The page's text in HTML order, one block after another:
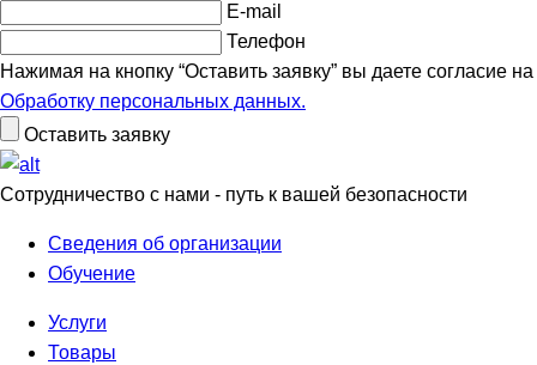
E-mail
Телефон
Нажимая на кнопку “Оставить заявку” вы даете согласие на
Обработку персональных данных.
Оставить заявку
Сотрудничество с нами - путь к вашей безопасности
Сведения об организации
Обучение
Услуги
Товары